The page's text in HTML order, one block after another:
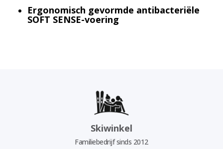
Ergonomisch gevormde antibacteriële
SOFT SENSE-voering
Skiwinkel
Familiebedrijf sinds 2012